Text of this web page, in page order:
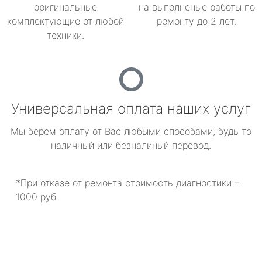
оригинальные
комплектующие от любой
техники.
на выполненые работы по
ремонту до 2 лет.
Универсальная оплата наших услуг
Мы берем оплату от Вас любыми способами, будь то
наличный или безналиный перевод.
*При отказе от ремонта стоимость диагностики –
1000 руб.